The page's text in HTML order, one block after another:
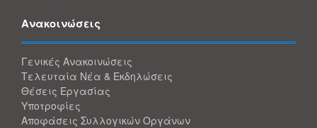
Ανακοινώσεις
Γενικές Ανακοινώσεις
Τελευταία Νέα & Εκδηλώσεις
Θέσεις Εργασίας
Υποτροφίες
Αποφάσεις Συλλογικών Οργάνων